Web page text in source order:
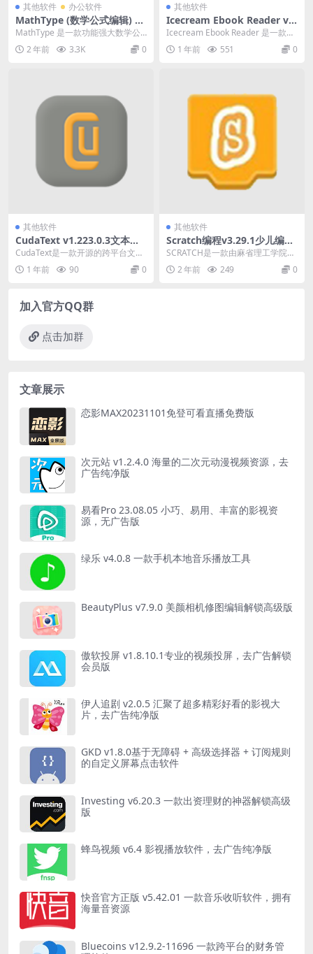
其他软件 办公软件
MathType (数学公式编辑) v
7.8.2.441 破解版
MathType 是一款功能强大数学公
式编辑软件。可用于输入复杂的数
学公式；使用...
2 年前 3.3K 0
其他软件
Icecream Ebook Reader v6.
52一款功能强的电子书阅读器
软件
Icecream Ebook Reader 是一款功
能强大且易于使用的电子书阅读...
1 年前 551 0
其他软件
CudaText v1.223.0.3文本编
辑器 一款开源的跨平台文本编
辑器
CudaText是一款开源的跨平台文本
编辑器，支持Windows、Linux和
m...1 年前 90 0
其他软件
Scratch编程v3.29.1少儿编程
工具
SCRATCH是一款由麻省理工学院
（MIT）媒体实验室开发的图形化
编程语言和集成...
2 年前 249 0
加入官方QQ群
点击加群
文章展示
恋影MAX20231101免登可看直播免费版
次元站 v1.2.4.0 海量的二次元动漫视频资源，去
广告纯净版
易看Pro 23.08.05 小巧、易用、丰富的影视资
源，无广告版
绿乐 v4.0.8 一款手机本地音乐播放工具
BeautyPlus v7.9.0 美颜相机修图编辑解锁高级版
傲软投屏 v1.8.10.1专业的视频投屏，去广告解锁
会员版
伊人追剧 v2.0.5 汇聚了超多精彩好看的影视大
片，去广告纯净版
GKD v1.8.0基于无障碍 + 高级选择器 + 订阅规则
的自定义屏幕点击软件
Investing v6.20.3 一款出资理财的神器解锁高级
版
蜂鸟视频 v6.4 影视播放软件，去广告纯净版
快音官方正版 v5.42.01 一款音乐收听软件，拥有
海量音资源
Bluecoins v12.9.2-11696 一款跨平台的财务管